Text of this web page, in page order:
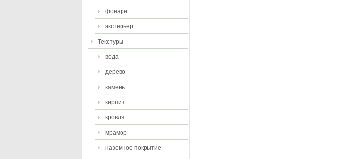
фонари
экстерьер
Текстуры
вода
дерево
камень
кирпич
кровля
мрамор
наземное покрытие